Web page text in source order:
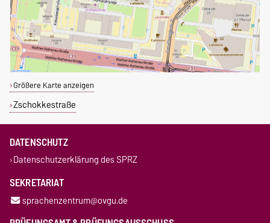
Größere Karte anzeigen
Zschokkestraße
DATENSCHUTZ
Datenschutzerklärung des SPRZ
SEKRETARIAT
sprachenzentrum@ovgu.de